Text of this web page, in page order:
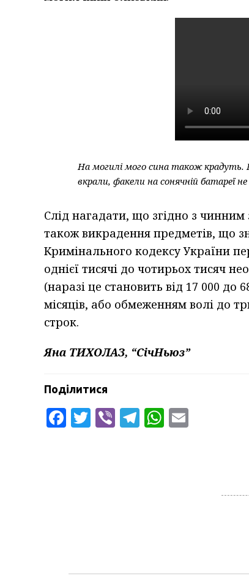
На могилі мого сина також
вкрали, факели на сонячній батареї
Слід нагадати, що згідно з
також викрадення предметів, що
Кримінального кодексу України
однієї тисячі до чотирьох тисяч
(наразі це становить від 17 000
місяців, або обмеженням волі до
строк.
Яна ТИХОЛАЗ, “СічНьюз”
Поділитися
Facebook
Twitter
ViberTelegram